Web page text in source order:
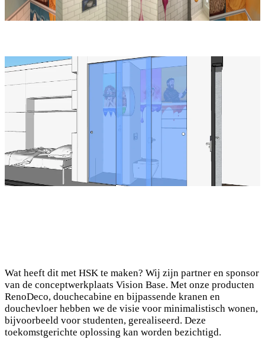
Wat heeft dit met HSK te maken? Wij zijn partner en sponsor
van de conceptwerkplaats Vision Base. Met onze producten
RenoDeco, douchecabine en bijpassende kranen en
douchevloer hebben we de visie voor minimalistisch wonen,
bijvoorbeeld voor studenten, gerealiseerd. Deze
toekomstgerichte oplossing kan worden bezichtigd.